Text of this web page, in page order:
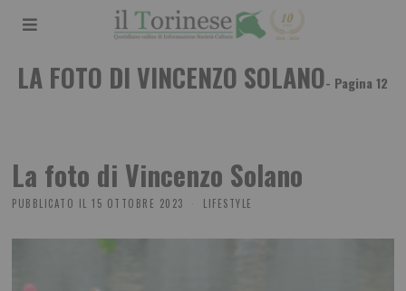
LA FOTO DI VINCENZO SOLANO- Pagina 12
La foto di Vincenzo Solano
PUBBLICATO IL 15 OTTOBRE 2023 LIFESTYLE